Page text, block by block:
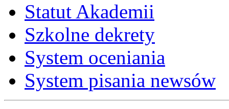
Statut Akademii
Szkolne dekrety
System oceniania
System pisania newsów